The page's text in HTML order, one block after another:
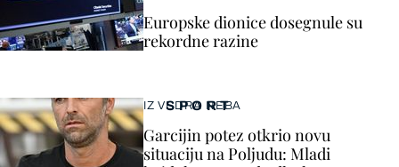
SPORT
IZ VEDRA NEBA
Garcijin potez otkrio novu
situaciju na Poljudu: Mladi
Europske dionice dosegnule su
rekordne razine